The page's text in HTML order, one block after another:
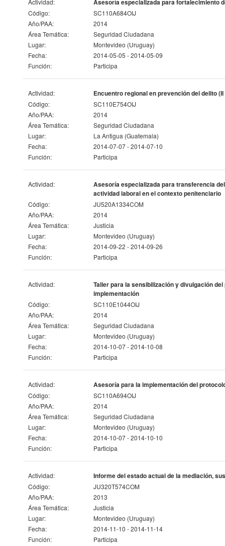
Actividad: Asesoría especializada para fortalecimiento
Código:
SC110A684OIJ
Año/PAA:
2014
Área Temática:
Seguridad Ciudadana
Lugar:
Montevideo (Uruguay)
Fecha:
2014-05-05 - 2014-05-09
Función:
Participa
Actividad: Encuentro regional en prevención del delito
Código:
SC110E754OIJ
Año/PAA:
2014
Área Temática:
Seguridad Ciudadana
Lugar:
La Antigua (Guatemala)
Fecha:
2014-07-07 - 2014-07-10
Función:
Participa
Actividad:
Asesoría especializada para transferencia
actividad laboral en el contexto penitenciario
Código:
JU520A1334COM
Año/PAA:
2014
Área Temática:
Justicia
Lugar:
Montevideo (Uruguay)
Fecha:
2014-09-22 - 2014-09-26
Función:
Participa
Actividad:
Taller para la sensibilización y divulgación
implementación
Código:
SC110E1044OIJ
Año/PAA:
2014
Área Temática:
Seguridad Ciudadana
Lugar:
Montevideo (Uruguay)
Fecha:
2014-10-07 - 2014-10-08
Función:
Participa
Actividad: Asesoría para la implementación del
Código:
SC110A694OIJ
Año/PAA:
2014
Área Temática:
Seguridad Ciudadana
Lugar:
Montevideo (Uruguay)
Fecha:
2014-10-07 - 2014-10-10
Función:
Participa
Actividad: Informe del estado actual de la mediación,
Código:
JU320T574COM
Año/PAA:
2013
Área Temática:
Justicia
Lugar:
Montevideo (Uruguay)
Fecha:
2014-11-10 - 2014-11-14
Función:
Participa